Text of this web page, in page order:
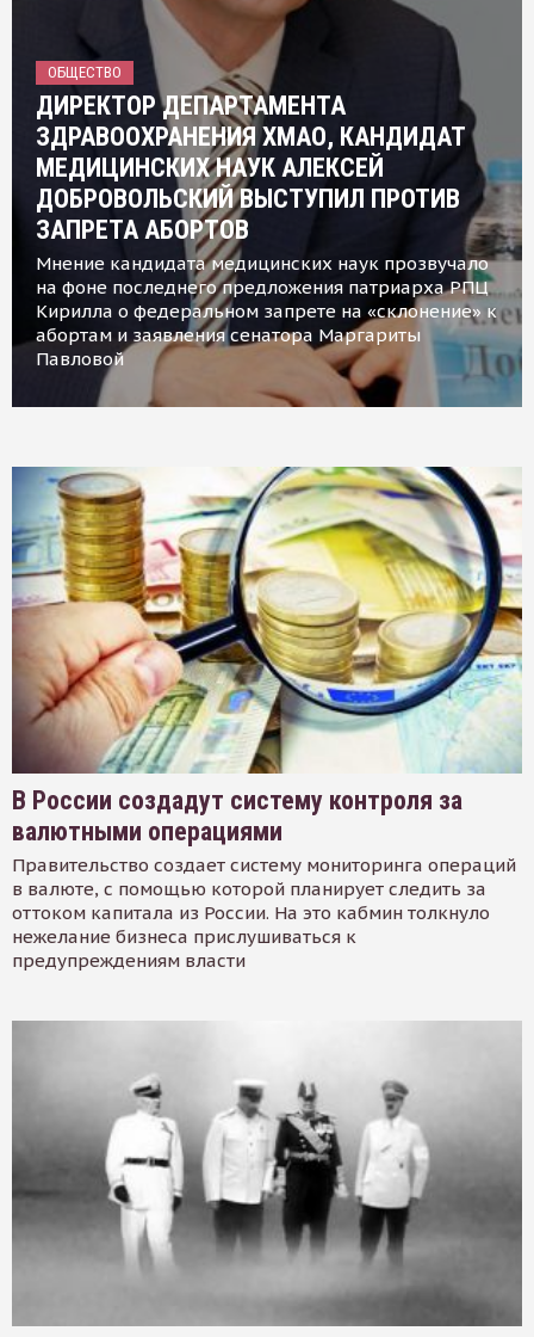
ОБЩЕСТВО
ДИРЕКТОР ДЕПАРТАМЕНТА
ЗДРАВООХРАНЕНИЯ ХМАО, КАНДИДАТ
МЕДИЦИНСКИХ НАУК АЛЕКСЕЙ
ДОБРОВОЛЬСКИЙ ВЫСТУПИЛ ПРОТИВ
ЗАПРЕТА АБОРТОВ
Мнение кандидата медицинских наук прозвучало
на фоне последнего предложения патриарха РПЦ
Кирилла о федеральном запрете на «склонение» к
абортам и заявления сенатора Маргариты
Павловой
В России создадут систему контроля за
валютными операциями
Правительство создает систему мониторинга операций
в валюте, с помощью которой планирует следить за
оттоком капитала из России. На это кабмин толкнуло
нежелание бизнеса прислушиваться к
предупреждениям власти